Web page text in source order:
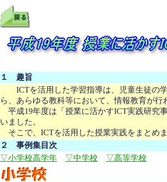
１ 趣旨
ICTを活用した学習指導は、児童生徒の学
ら、あらゆる教科等において、情報教育が行
平成19年度は「授業に活かすICT実践研究
いました。
そこで、ICTを活用した授業実践をまとめま
２ 事例集目次
▽小学校高学年
▽中学校 ▽高等学校